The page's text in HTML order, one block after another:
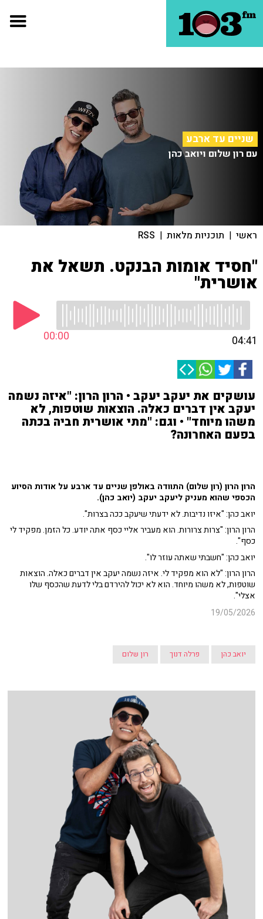
שניים עד ארבע
עם רון שלום ויואב כהן
ראשי | תוכניות מלאות |
RSS
"חסיד אומות הבנקט. תשאל את
אושרית"
00:00 04:41
עושקים את יעקב יעקב • הרון הרון: "איזה נשמה
יעקב אין דברים כאלה. הוצאות שוטפות, לא
משהו מיוחד" • וגם: "מתי אושרית חביה בכתה
בפעם האחרונה?
הרון הרון (רון שלום) התוודה באולפן שניים עד ארבע על אודות הסיוע
הכספי שהוא מעניק ליעקב יעקב (יואב כהן).
יואב כהן: "איזו נדיבות. לא ידעתי שיעקב ככה בצרות".
הרון הרון: "צרות צרורות. הוא מעביר אליי כסף אתה יודע. כל הזמן. מפקיד לי
כסף".
יואב כהן: "חשבתי שאתה עוזר לו".
הרון הרון: "לא הוא מפקיד לי. איזה נשמה יעקב אין דברים כאלה. הוצאות
שוטפות, לא משהו מיוחד. הוא לא יכול להירדם בלי לדעת שהכסף שלו
אצלי".
19/05/2026
יואב כהן פרלה דנוך רון שלום